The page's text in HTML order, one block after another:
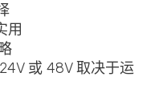
用
或 48V 取决于运